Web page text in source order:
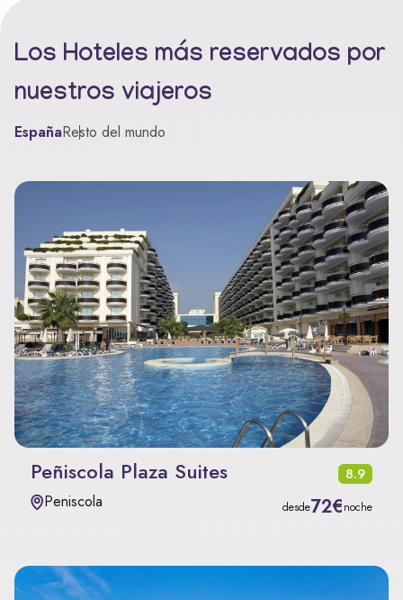
Los Hoteles más reservados por
nuestros viajeros
EspañaResto del mundo
Peñiscola Plaza Suites 8.9
Peniscola desde72€noche